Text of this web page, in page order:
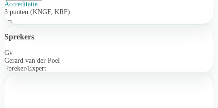
Accreditatie
3 punten (KNGF, KRF)
Sprekers
Gv
Gerard van der Poel
Spreker/Expert